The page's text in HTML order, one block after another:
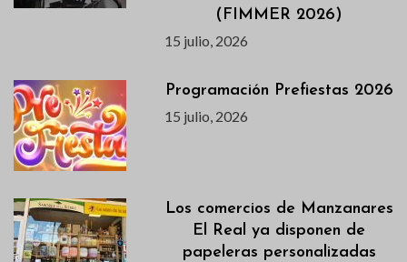
(FIMMER 2026)
15 julio, 2026
Programación Prefiestas 2026
15 julio, 2026
Los comercios de Manzanares
El Real ya disponen de
papeleras personalizadas